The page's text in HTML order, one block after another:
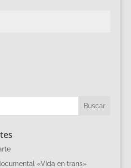
«Vida en trans»